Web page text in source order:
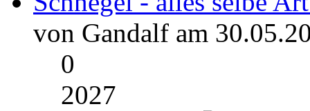
von Gandalf am
0
2027